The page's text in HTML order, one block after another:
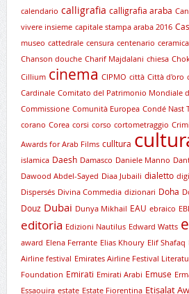
calendario calligrafia calligrafia araba
vivere insieme capitale stampa araba 2016
museo cattedrale censura centenario ceramica
Chanson douche Charif Majdalani chiesa
Cillium cinema CIPMO città Città d'oro
Cardinale Comitato del Patrimonio Mondiale
Commissione Comunità Europea Condé Nast
corano Corea corsi corso cortometraggio
Awards for Arab Films culltura
islamica Daesh Damasco Daniele Manno
Dawood Abdel-Sayed Diaa Jubaili dialetto
Dispersés Divina Commedia dizionari Doha
Douz Dubai Dunya Mikhail EAU ebraico
editoria Edizioni Nautilus Edward Watts
award Elena Ferrante Elias Khoury Elif Shafaq
Airline festival Emirates Airline Festival
Foundation Emirati Emirati Arabi Emuse
Essaouira estate Estate Fiorentina Etisalat